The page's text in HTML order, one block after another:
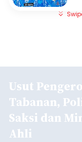
Usut
Tabanan,
Saksi dan
Ahli